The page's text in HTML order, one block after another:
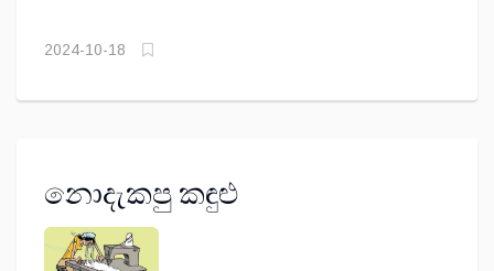
2024-10-18
නොදැකපු කඳුළු